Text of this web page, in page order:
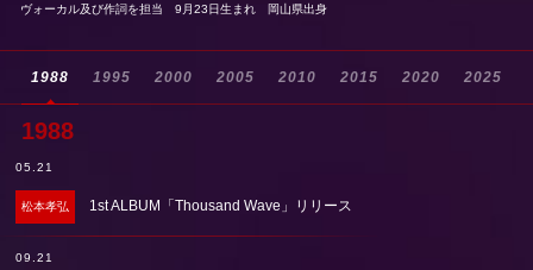
ヴォーカル及び作詞を担当 9月23日生まれ 岡山県出身
1988 1995 2000 2005 2010 2015 2020 2025
1988
05.21
松本孝弘 1st ALBUM「Thousand Wave」リリース
09.21